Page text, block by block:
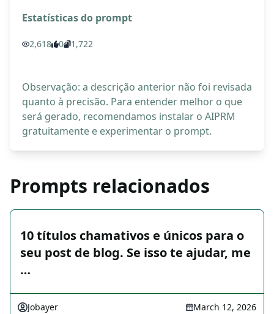
Estatísticas do prompt
2,618 0 1,722
Observação: a descrição anterior não foi revisada
quanto à precisão. Para entender melhor o que
será gerado, recomendamos instalar o AIPRM
gratuitamente e experimentar o prompt.
Prompts relacionados
10 títulos chamativos e únicos para o
seu post de blog. Se isso te ajudar, me
…
Jobayer March 12, 2026